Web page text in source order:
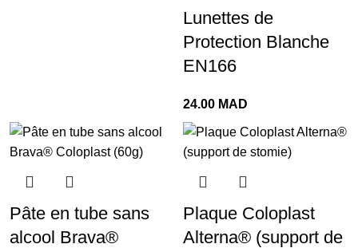
Lunettes de
Protection Blanche
EN166
24.00 MAD
Pâte en tube sans
alcool Brava®
Plaque Coloplast
Alterna® (support de